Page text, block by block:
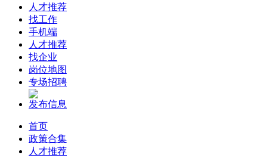
人才推荐
找工作
手机端
人才推荐
找企业
岗位地图
专场招聘
发布信息
首页
政策合集
人才推荐